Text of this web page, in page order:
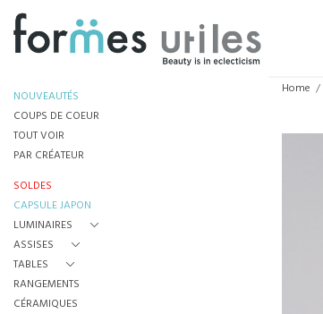
NOUVEAUTÉS
COUPS DE COEUR
TOUT VOIR
PAR CRÉATEUR
SOLDES
CAPSULE JAPON
LUMINAIRES
ASSISES
TABLES
RANGEMENTS
CÉRAMIQUES
Home